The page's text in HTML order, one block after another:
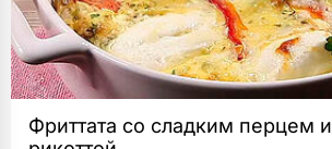
Фриттата со сладким перцем и